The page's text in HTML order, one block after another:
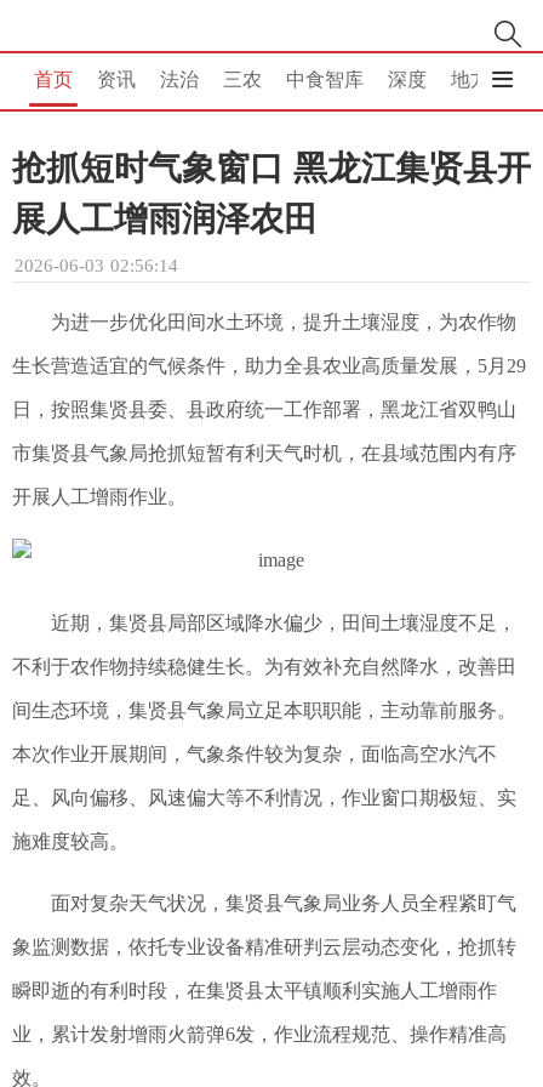
首页 资讯 法治 三农 中食智库 深度 地方
抢抓短时气象窗口 黑龙江集贤县开
展人工增雨润泽农田
2026-06-03 02:56:14
为进一步优化田间水土环境，提升土壤湿度，为农作物
生长营造适宜的气候条件，助力全县农业高质量发展，5月29
日，按照集贤县委、县政府统一工作部署，黑龙江省双鸭山
市集贤县气象局抢抓短暂有利天气时机，在县域范围内有序
开展人工增雨作业。
近期，集贤县局部区域降水偏少，田间土壤湿度不足，
不利于农作物持续稳健生长。为有效补充自然降水，改善田
间生态环境，集贤县气象局立足本职职能，主动靠前服务。
本次作业开展期间，气象条件较为复杂，面临高空水汽不
足、风向偏移、风速偏大等不利情况，作业窗口期极短、实
施难度较高。
面对复杂天气状况，集贤县气象局业务人员全程紧盯气
象监测数据，依托专业设备精准研判云层动态变化，抢抓转
瞬即逝的有利时段，在集贤县太平镇顺利实施人工增雨作
业，累计发射增雨火箭弹6发，作业流程规范、操作精准高
效。